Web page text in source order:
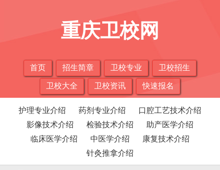
重庆卫校网
首页 招生简章 卫校专业 卫校招生
卫校大全 卫校资讯 快速报名
护理专业介绍 药剂专业介绍
口腔工艺技术介绍
影像技术介绍
检验技术介绍
助产医学介绍
临床医学介绍
中医学介绍
康复技术介绍
针灸推拿介绍